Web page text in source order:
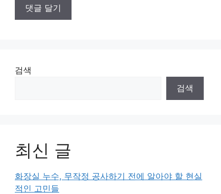
검색
검색
최신 글
화장실 누수, 무작정 공사하기 전에 알아야 할 현실
적인 고민들